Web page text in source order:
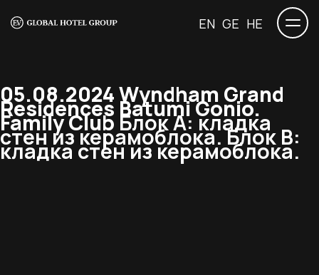
EN GE HE
05.08.2024 Wyndham Grand
Residences Batumi Gonio.
Family Club Блок А: кладка
стен из керамоблока. Блок В:
кладка стен из керамоблока.